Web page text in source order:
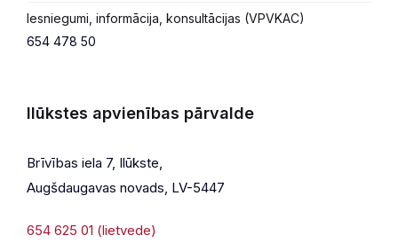
Iesniegumi, informācija, konsultācijas (VPVKAC)
654 478 50
Ilūkstes apvienības pārvalde
Brīvības iela 7, Ilūkste,
Augšdaugavas novads, LV-5447
654 625 01 (lietvede)